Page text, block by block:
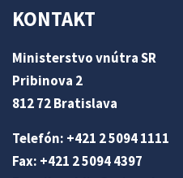
KONTAKT
Ministerstvo vnútra SR
Pribinova 2
812 72 Bratislava
Telefón: +421 2 5094 1111
Fax: +421 2 5094 4397